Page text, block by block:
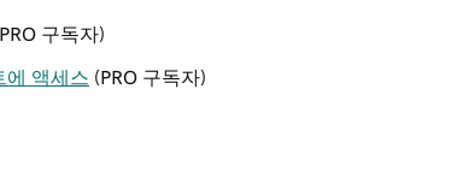
구독자)
에 액세스 (PRO 구독자)